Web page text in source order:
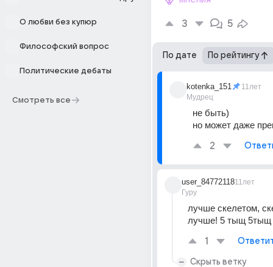
О любви без купюр
Философский вопрос
Политические дебаты
Смотреть все
3 5
По дате По рейтингу
kotenka_151
Мудрец
11лет
не быть)
но может даже
2
user_84772118
Гуру
11лет
лучше скелетом,
лучше! 5 тыщ
1
Скрыть ветку